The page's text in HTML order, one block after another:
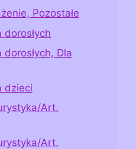
Pozostałe
Dla
dzieci
Art.
Art.